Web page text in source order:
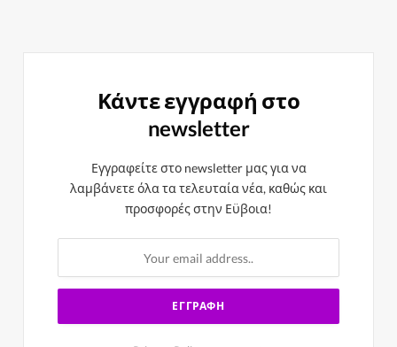
Κάντε εγγραφή στο
newsletter
Εγγραφείτε στο newsletter μας για να
λαμβάνετε όλα τα τελευταία νέα, καθώς και
προσφορές στην Εϋβοια!